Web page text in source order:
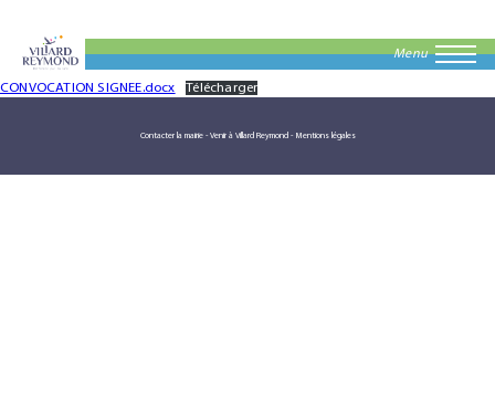
Menu
CONVOCATION SIGNEE.docx Télécharger
Contacter la mairie- Venir à Villard Reymond - Mentions légales